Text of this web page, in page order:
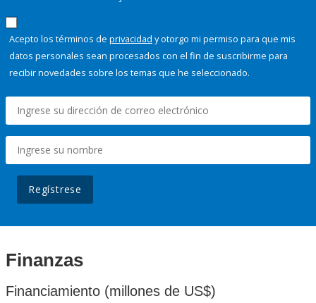
Acepto los términos de privacidad y otorgo mi permiso para que mis
datos personales sean procesados con el fin de suscribirme para
recibir novedades sobre los temas que he seleccionado.
Regístrese
Finanzas
Financiamiento (millones de US$)